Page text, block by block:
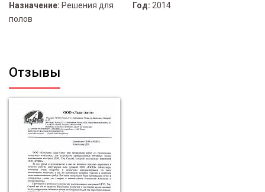
Назначение: Решения для
полов
Год: 2014
Отзывы